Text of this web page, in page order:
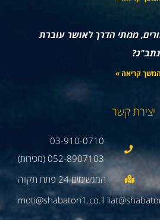
ממתי הדרך לאושר עוברת
קריאה »
יצירת קשר
03-910-0710
052-8907103 (מכירות)
moti@shabaton1.co.il